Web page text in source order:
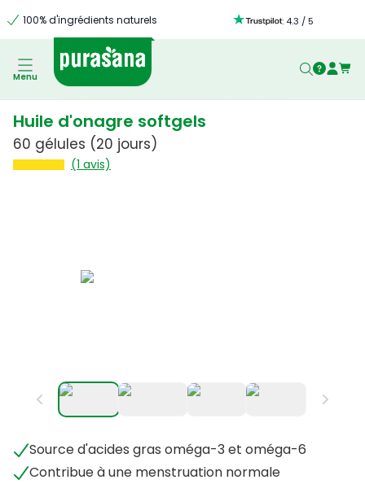
100% d'ingrédients naturels : 4.3 /5
Menu
Huile d'onagre softgels
60 gélules (20 jours)
(1 avis)
Source d'acides gras oméga-3 et oméga-6
Contribue à une menstruation normale